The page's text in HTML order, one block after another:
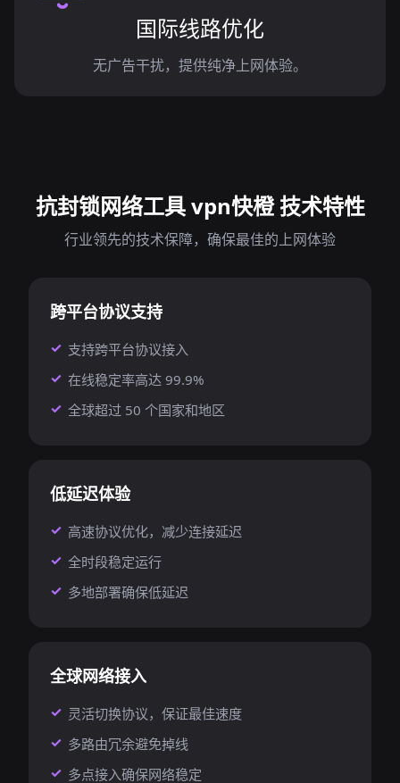
国际线路优化
无广告干扰，提供纯净上网体验。
抗封锁网络工具 vpn快橙 技术特性
行业领先的技术保障，确保最佳的上网体验
跨平台协议支持
支持跨平台协议接入
在线稳定率高达 99.9%
全球超过 50 个国家和地区
低延迟体验
高速协议优化，减少连接延迟
全时段稳定运行
多地部署确保低延迟
全球网络接入
灵活切换协议，保证最佳速度
多路由冗余避免掉线
多点接入确保网络稳定